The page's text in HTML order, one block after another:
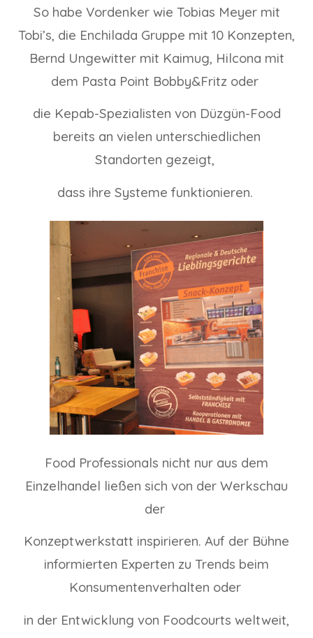
So habe Vordenker wie Tobias Meyer mit
Tobi’s, die Enchilada Gruppe mit 10 Konzepten,
Bernd Ungewitter mit Kaimug, Hilcona mit
dem Pasta Point Bobby&Fritz oder
die Kepab-Spezialisten von Düzgün-Food
bereits an vielen unterschiedlichen
Standorten gezeigt,
dass ihre Systeme funktionieren.
Food Professionals nicht nur aus dem
Einzelhandel ließen sich von der Werkschau
der
Konzeptwerkstatt inspirieren. Auf der Bühne
informierten Experten zu Trends beim
Konsumentenverhalten oder
in der Entwicklung von Foodcourts weltweit,